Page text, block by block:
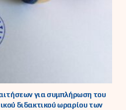
για συμπλήρωση του
διδακτικού ωραρίου των